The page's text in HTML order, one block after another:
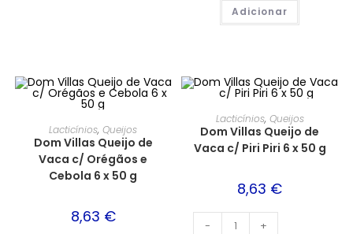
Adicionar
Lacticínios,Queijos
Dom Villas Queijo de
Vaca c/ Orégãos e
Cebola 6 x 50 g
8,63 €
Lacticínios, Queijos
Dom Villas Queijo de
Vaca c/ Piri Piri 6 x 50 g
8,63 €
- +